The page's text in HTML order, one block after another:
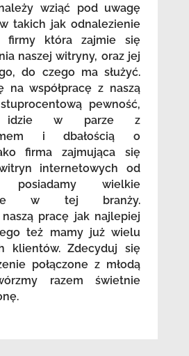
wziąć pod uwagę
takich jak odnalezienie
firmy która zajmie się
naszej witryny, oraz jej
do czego ma służyć.
na współpracę z naszą
pewność,
idzie w parze z
i dbałością o
firma zajmująca się
internetowych od
wielkie
w tej branży.
pracę jak najlepiej
też mamy już wielu
klientów. Zdecyduj się
połączone z młodą
razem świetnie